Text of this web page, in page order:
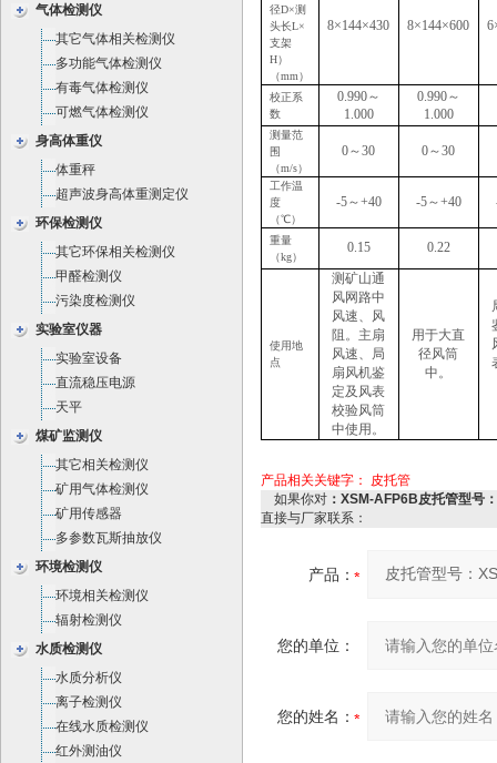
气体检测仪
其它气体相关检测仪
多功能气体检测仪
有毒气体检测仪
可燃气体检测仪
身高体重仪
体重秤
超声波身高体重测定仪
环保检测仪
其它环保相关检测仪
甲醛检测仪
污染度检测仪
实验室仪器
实验室设备
直流稳压电源
天平
煤矿监测仪
其它相关检测仪
矿用气体检测仪
矿用传感器
多参数瓦斯抽放仪
环境检测仪
环境相关检测仪
辐射检测仪
水质检测仪
水质分析仪
离子检测仪
在线水质检测仪
红外测油仪
径D×测
头长L×
支架
H）
（mm）
8×144×430 8×144×600 6
校正系
数
0.990～
1.000
0.990～
1.000
测量范
围
（m/s）
0～30 0～30
工作温
度
（℃）
-5～+40 -5～+40
重量
（kg）
0.15 0.22
使用地
点
测矿山通
风网路中
风速、风
阻。主扇
风速、局
扇风机鉴
定及风表
校验风筒
中使用。
用于大直
径风筒
中。
产品相关关键字：
皮托管
如果你对：XSM-AFP6B皮托管型号
直接与厂家联系：
产品：
您的单位：
您的姓名：